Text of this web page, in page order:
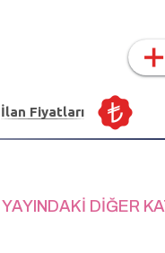
İlan Fiyatları
YAYINDAKİ DİĞER